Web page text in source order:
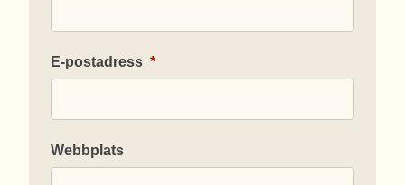
E-postadress *
Webbplats